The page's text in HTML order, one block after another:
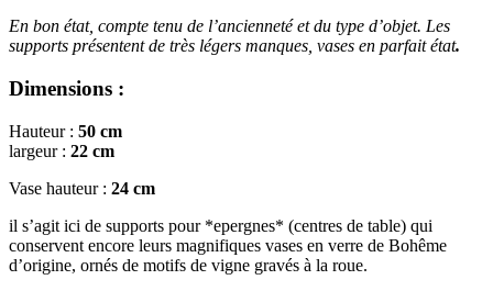
En bon état, compte tenu de l’ancienneté et du type d’objet. Les
supports présentent de très légers manques, vases en parfait état.
Dimensions :
Hauteur : 50 cm
largeur : 22 cm
Vase hauteur : 24 cm
il s’agit ici de supports pour *epergnes* (centres de table) qui
conservent encore leurs magnifiques vases en verre de Bohême
d’origine, ornés de motifs de vigne gravés à la roue.